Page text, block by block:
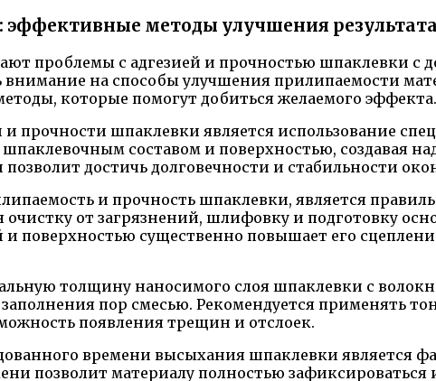
методы улучшения результата
проблемы с адгезией и прочностью шпаклевки с
внимание на способы улучшения прилипаемости
которые помогут добиться желаемого эффекта.
прочности шпаклевки является использование
составом и поверхностью, создавая
достичь долговечности и стабильности
и прочность шпаклевки, является
очистку от загрязнений, шлифовку и подготовку
поверхностью существенно повышает его
толщину наносимого слоя шпаклевки с
пор смесью. Рекомендуется применять
появления трещин и отслоек.
времени высыхания шпаклевки является
позволит материалу полностью